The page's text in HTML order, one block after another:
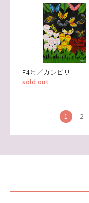
F4号／カンビリ
sold out
1 2